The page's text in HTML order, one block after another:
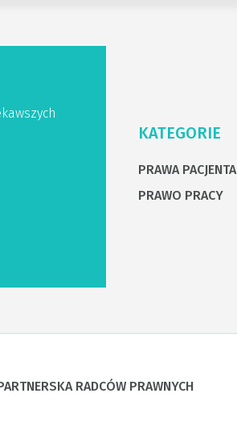
KATEGORIE
PRAWA PACJENTA
PRAWO PRACY
RADCÓW PRAWNYCH